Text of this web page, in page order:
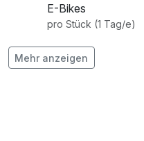
E-Bikes
pro Stück (1 Tag/e)
Flasche Sekt 0,75l
pro Stück
Mehr anzeigen